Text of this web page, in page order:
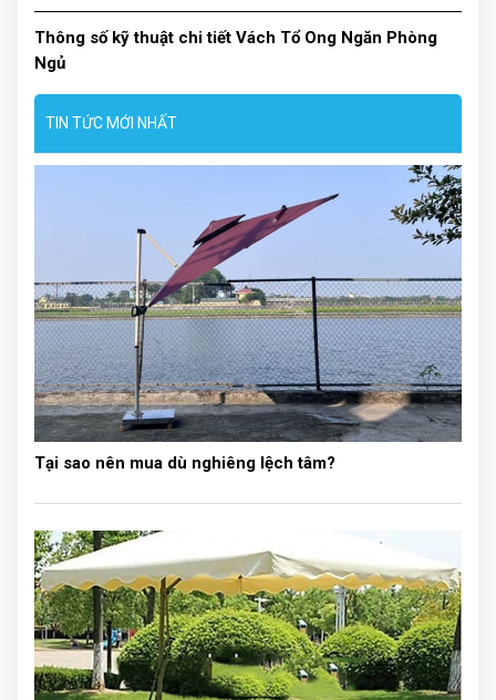
Đây là lựa chọn rất phù hợp nếu các bạn đang muốn
tìm kiếm một giải pháp:
Phân tách phòng ngủ với các không gian khác
tích chung chỉ cần kéo rèm vào gọn gàng.
Rèm dùng ngăn đôi phòng ngủ cho bé trai và bé gái
Với thiết kế sang trọng, thẩm mỹ loại vách ngăn này có
thể lắp đặt cho mọi công trình. Đặc biệt phù hợp lắp
đặt trong chung cư, biệt thự, nhà hàng, khách sạn...Đây
tuy là sản phẩm mới nhưng đã rất nhanh chóng được
Thông số kỹ thuật chi tiết Vách Tổ Ong Ngăn Phòng
Ngủ
TIN TỨC MỚI NHẤT
Tại sao nên mua dù nghiêng lệch tâm?